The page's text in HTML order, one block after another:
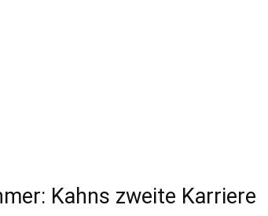
Kahns zweite Karriere